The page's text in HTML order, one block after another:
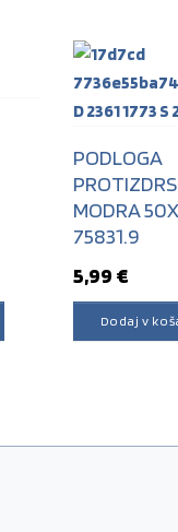
PODLOGA
MODRA
75831.9
5,99 €
Dodaj v